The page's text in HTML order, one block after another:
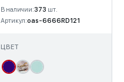
В наличии:373 шт.
Артикул:oas-6666RD121
ЦВЕТ